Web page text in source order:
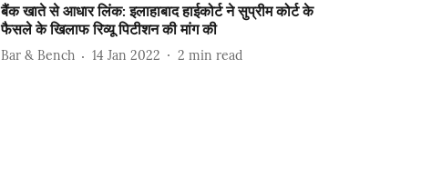
बैंक खाते से आधार लिंक: इलाहाबाद हाईकोर्ट ने सुप्रीम कोर्ट के
फैसले के खिलाफ रिव्यू पिटीशन की मांग की
Bar & Bench 14 Jan 2022 2 min read